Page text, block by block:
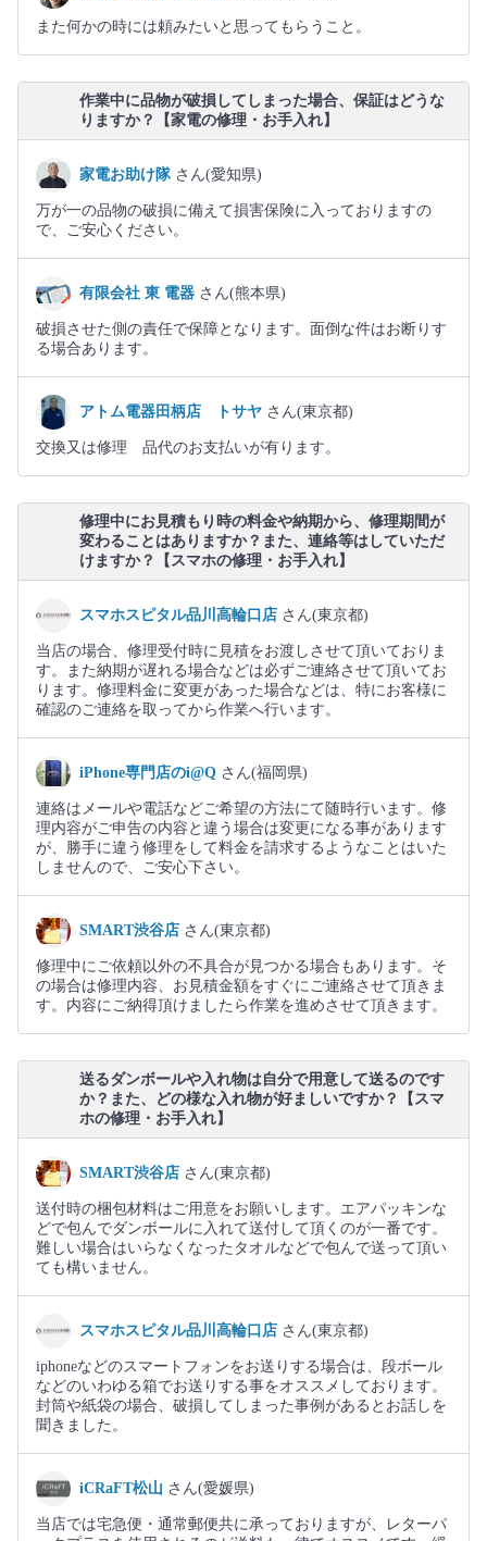
また何かの時には頼みたいと思ってもらうこと。
作業中に品物が破損してしまった場合、保証はどうな
りますか？【家電の修理・お手入れ】
家電お助け隊 さん(愛知県)
万が一の品物の破損に備えて損害保険に入っておりますの
で、ご安心ください。
有限会社 東 電器 さん(熊本県)
破損させた側の責任で保障となります。面倒な件はお断りす
る場合あります。
アトム電器田柄店 トサヤ さん(東京都)
交換又は修理 品代のお支払いが有ります。
修理中にお見積もり時の料金や納期から、修理期間が
変わることはありますか？また、連絡等はしていただ
けますか？【スマホの修理・お手入れ】
スマホスピタル品川高輪口店 さん(東京都)
当店の場合、修理受付時に見積をお渡しさせて頂いておりま
す。また納期が遅れる場合などは必ずご連絡させて頂いてお
ります。修理料金に変更があった場合などは、特にお客様に
確認のご連絡を取ってから作業へ行います。
iPhone専門店のi@Q さん(福岡県)
連絡はメールや電話などご希望の方法にて随時行います。修
理内容がご申告の内容と違う場合は変更になる事があります
が、勝手に違う修理をして料金を請求するようなことはいた
しませんので、ご安心下さい。
SMART渋谷店 さん(東京都)
修理中にご依頼以外の不具合が見つかる場合もあります。そ
の場合は修理内容、お見積金額をすぐにご連絡させて頂きま
す。内容にご納得頂けましたら作業を進めさせて頂きます。
送るダンボールや入れ物は自分で用意して送るのです
か？また、どの様な入れ物が好ましいですか？【スマ
ホの修理・お手入れ】
SMART渋谷店 さん(東京都)
送付時の梱包材料はご用意をお願いします。エアパッキンな
どで包んでダンボールに入れて送付して頂くのが一番です。
難しい場合はいらなくなったタオルなどで包んで送って頂い
ても構いません。
スマホスピタル品川高輪口店 さん(東京都)
iphoneなどのスマートフォンをお送りする場合は、段ボール
などのいわゆる箱でお送りする事をオススメしております。
封筒や紙袋の場合、破損してしまった事例があるとお話しを
聞きました。
iCRaFT松山 さん(愛媛県)
当店では宅急便・通常郵便共に承っておりますが、レターパ